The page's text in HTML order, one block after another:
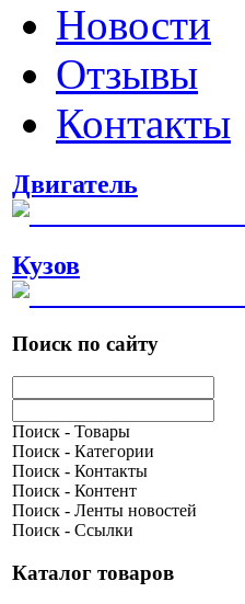
Новости
Отзывы
Контакты
Двигатель
Кузов
Поиск по сайту
Поиск - Товары
Поиск - Категории
Поиск - Контакты
Поиск - Контент
Поиск - Ленты новостей
Поиск - Ссылки
Каталог товаров